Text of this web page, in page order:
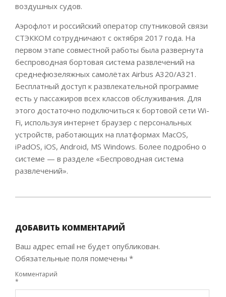
воздушных судов.
Аэрофлот и российский оператор спутниковой связи
СТЭККОМ сотрудничают с октября 2017 года. На
первом этапе совместной работы была развернута
беспроводная бортовая система развлечений на
среднефюзеляжных самолётах Airbus A320/A321.
Бесплатный доступ к развлекательной программе
есть у пассажиров всех классов обслуживания. Для
этого достаточно подключиться к бортовой сети Wi-
Fi, используя интернет браузер с персональных
устройств, работающих на платформах MacOS,
iPadOS, iOS, Android, MS Windows. Более подробно о
системе — в разделе «Беспроводная система
развлечений».
01
ДОБАВИТЬ КОММЕНТАРИЙ
Ваш адрес email не будет опубликован.
Обязательные поля помечены *
Комментарий
*